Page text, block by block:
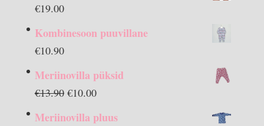
€19.00
Kombinesoon puuvillane
€10.90
Meriinovilla püksid
€13.90 Algne
€10.00Praegune
Meriinovilla pluus